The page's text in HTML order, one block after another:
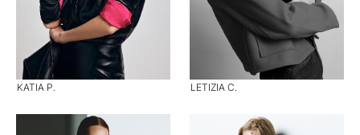
KATIA P. LETIZIA C.